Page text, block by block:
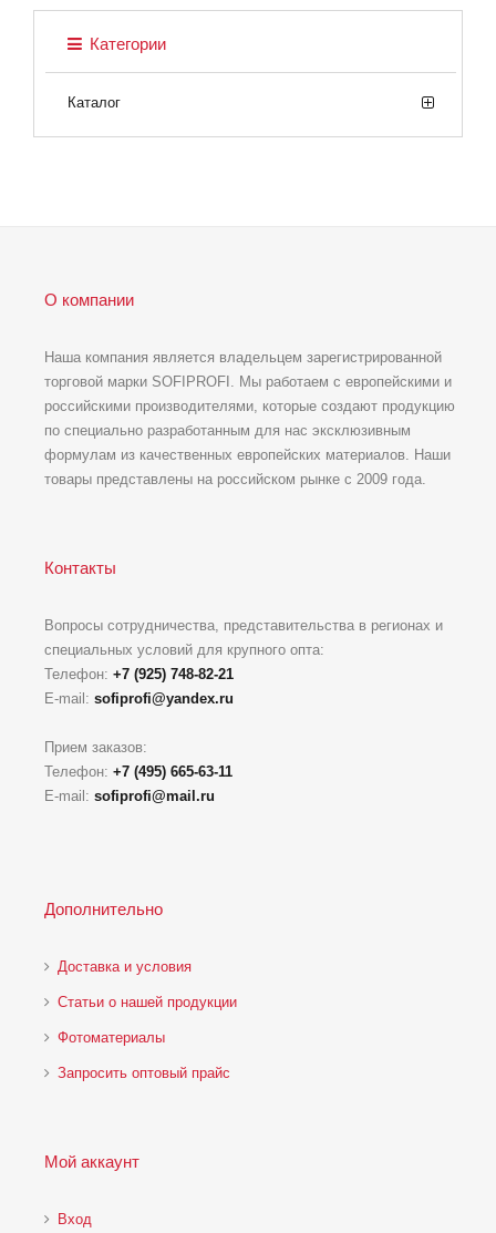
Категории
Каталог
О компании
Наша компания является владельцем зарегистрированной
торговой марки SOFIPROFI. Мы работаем с европейскими и
российскими производителями, которые создают продукцию
по специально разработанным для нас эксклюзивным
формулам из качественных европейских материалов. Наши
товары представлены на российском рынке с 2009 года.
Контакты
Вопросы сотрудничества, представительства в регионах и
специальных условий для крупного опта:
Телефон: +7 (925) 748-82-21
E-mail: sofiprofi@yandex.ru
Прием заказов:
Телефон: +7 (495) 665-63-11
E-mail: sofiprofi@mail.ru
Дополнительно
Доставка и условия
Статьи о нашей продукции
Фотоматериалы
Запросить оптовый прайс
Мой аккаунт
Вход